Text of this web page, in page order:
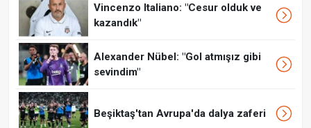
Vincenzo Italiano: "Cesur olduk ve
kazandık"
Alexander Nübel: "Gol atmışız gibi
sevindim"
Beşiktaş'tan Avrupa'da dalya zaferi